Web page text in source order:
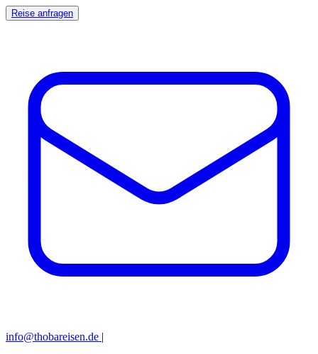
Reise anfragen
info@thobareisen.de |